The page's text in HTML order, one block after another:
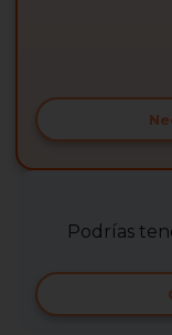
Podrías